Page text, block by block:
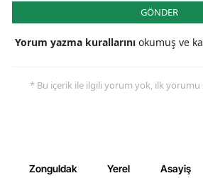
GÖNDER
Yorum yazma kurallarını okumuş ve
* Bu içerik ile ilgili yorum yok, ilk yorumu
Zonguldak Yerel Asayiş